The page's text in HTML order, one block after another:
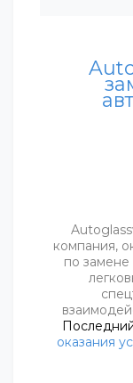
компания,
по
оказания